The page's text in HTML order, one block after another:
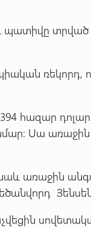
պատիվը
ռեկորդ,
394 հազար
Սա
առաջին